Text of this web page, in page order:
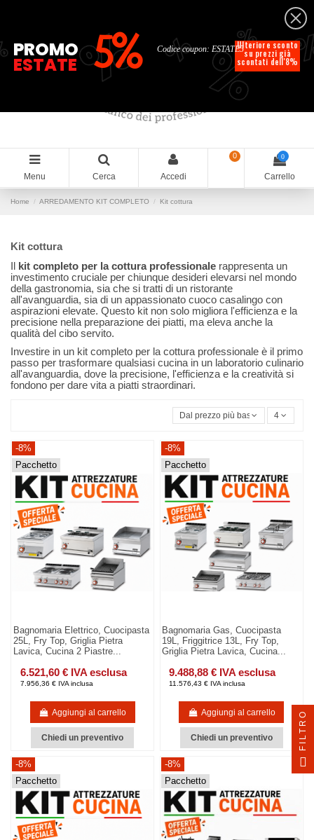
Italiano
Menu Cerca Accedi
0 0
Carrello
Home ARREDAMENTO KIT COMPLETO Kit cottura
Kit cottura
kit completo per la cottura professionale rappresenta un
investimento cruciale per chiunque desideri elevarsi nel mondo
della gastronomia, sia che si tratti di un ristorante
all'avanguardia, sia di un appassionato cuoco casalingo con
aspirazioni elevate. Questo kit non solo migliora l'efficienza e la
precisione nella preparazione dei piatti, ma eleva anche la
qualità del cibo servito.
Investire in un kit completo per la cottura professionale è il primo
passo per trasformare qualsiasi cucina in un laboratorio culinario
all'avanguardia, dove la precisione, l'efficienza e la creatività si
fondono per dare vita a piatti straordinari.
Dal prezzo più basso 4
-8%
Pacchetto
Bagnomaria Elettrico, Cuocipasta
25L, Fry Top, Griglia Pietra
Lavica, Cucina 2 Piastre...
6.521,60 € IVA esclusa
7.956,36 € IVA inclusa
Aggiungi al carrello
Chiedi un preventivo
-8%
Pacchetto
Bagnomaria Gas, Cuocipasta
19L, Friggitrice 13L, Fry Top,
Griglia Pietra Lavica, Cucina...
9.488,88 € IVA esclusa
11.576,43 € IVA inclusa
Aggiungi al carrello
Chiedi un preventivo
-8%
Pacchetto
-8%
Pacchetto
%
% %
% Ulteriore sconto
su prezzi già
scontati dell'8%
Codice coupon: ESTATE5
PROMO
ESTATE 5%
FILTRO